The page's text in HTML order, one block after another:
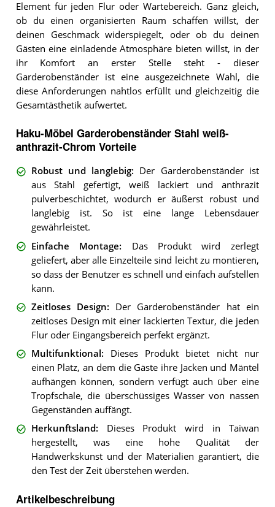
Element für jeden Flur oder Wartebereich. Ganz gleich,
ob du einen organisierten Raum schaffen willst, der
deinen Geschmack widerspiegelt, oder ob du deinen
Gästen eine einladende Atmosphäre bieten willst, in der
ihr Komfort an erster Stelle steht - dieser
Garderobenständer ist eine ausgezeichnete Wahl, die
diese Anforderungen nahtlos erfüllt und gleichzeitig die
Gesamtästhetik aufwertet.
Haku-Möbel Garderobenständer Stahl weiß-
anthrazit-Chrom Vorteile
Robust und langlebig: Der Garderobenständer ist
aus Stahl gefertigt, weiß lackiert und anthrazit
pulverbeschichtet, wodurch er äußerst robust und
langlebig ist. So ist eine lange Lebensdauer
gewährleistet.
Einfache Montage: Das Produkt wird zerlegt
geliefert, aber alle Einzelteile sind leicht zu montieren,
so dass der Benutzer es schnell und einfach aufstellen
kann.
Zeitloses Design: Der Garderobenständer hat ein
zeitloses Design mit einer lackierten Textur, die jeden
Flur oder Eingangsbereich perfekt ergänzt.
Multifunktional: Dieses Produkt bietet nicht nur
einen Platz, an dem die Gäste ihre Jacken und Mäntel
aufhängen können, sondern verfügt auch über eine
Tropfschale, die überschüssiges Wasser von nassen
Gegenständen auffängt.
Herkunftsland: Dieses Produkt wird in Taiwan
hergestellt, was eine hohe Qualität der
Handwerkskunst und der Materialien garantiert, die
den Test der Zeit überstehen werden.
Artikelbeschreibung